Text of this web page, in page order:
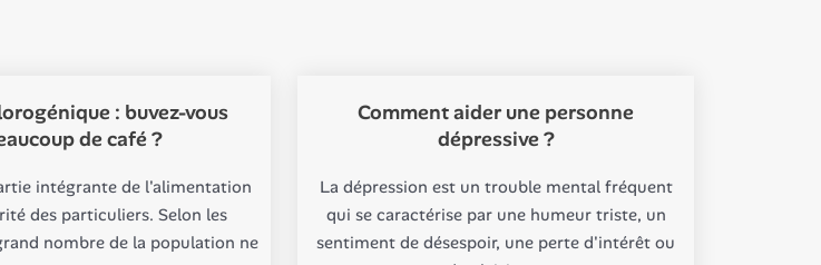
: buvez-vous
de café ?
intégrante de l'alimentation
des particuliers. Selon les
nombre de la population ne
Comment aider une personne
dépressive ?
La dépression est un trouble mental fréquent
qui se caractérise par une humeur triste, un
sentiment de désespoir, une perte d'intérêt ou